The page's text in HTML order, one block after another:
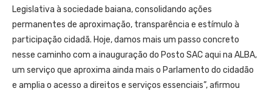
Legislativa à sociedade baiana, consolidando ações
permanentes de aproximação, transparência e estímulo à
participação cidadã. Hoje, damos mais um passo concreto
nesse caminho com a inauguração do Posto SAC aqui na ALBA,
um serviço que aproxima ainda mais o Parlamento do cidadão
e amplia o acesso a direitos e serviços essenciais”, afirmou